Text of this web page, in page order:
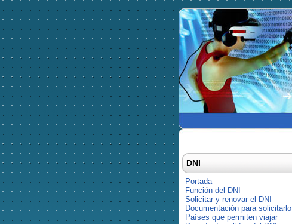
DNI
Portada
Función del DNI
Solicitar y renovar el DNI
Documentación para solicitarlo
Países que permiten viajar